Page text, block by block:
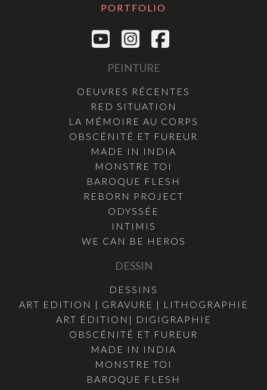
PORTFOLIO
PEINTURE
OEUVRES RÉCENTES
RED SITUATION
LA MÉMOIRE AU CORPS
OBSCÉNITÉ ET FUREUR
MADE IN INDIA
MONSTRE TOI
BAROQUE FLESH
REBORN PROJECT
ODYSSÉE
INTIMIS
WE CAN BE HEROS
DESSIN
DESSINS
ART EDITION | GRAVURE | LITHOGRAPHIE
ART ÉDITION| DIGIGRAPHIE
OBSCÉNITÉ ET FUREUR
MADE IN INDIA
MONSTRE TOI
BAROQUE FLESH